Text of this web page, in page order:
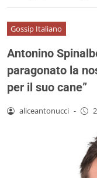
Gossip Italiano
Antonino
paragonato la
per il suo cane”
aliceantonucci -